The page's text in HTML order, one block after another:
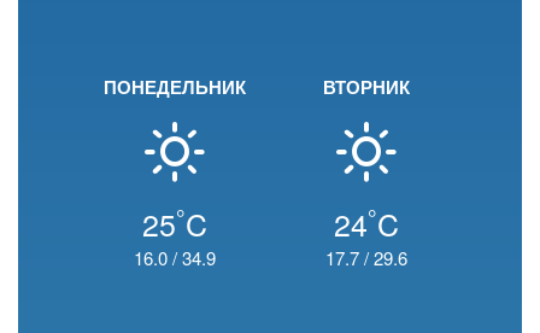
ПОНЕДЕЛЬНИК
25°C
16.0/34.9
ВТОРНИК
24°C
17.7/29.6